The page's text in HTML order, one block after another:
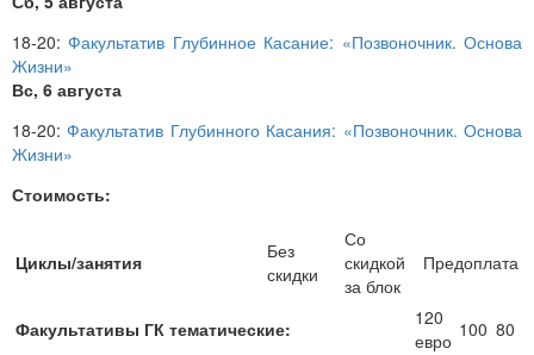
18-20:Факультатив Глубинное Касание: «Позвоночник. Основа
Жизни»
Вс, 6 августа
18-20:Факультатив Глубинного Касания: «Позвоночник. Основа
Жизни»
Стоимость:
Циклы/занятия
Без
скидки
Со
скидкой
за блок
Предоплата
Факультативы ГК тематические:
120
евро 100 80